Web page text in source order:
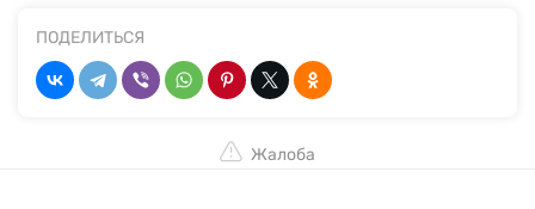
ПОДЕЛИТЬСЯ
Жалоба